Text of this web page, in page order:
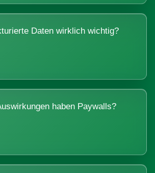
Daten wirklich wichtig?
haben Paywalls?